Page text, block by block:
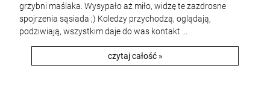
grzybni maślaka. Wysypało aż miło, widzę te zazdrosne
spojrzenia sąsiada ;) Koledzy przychodzą, oglądają,
podziwiają, wszystkim daje do was kontakt ...
czytaj całość »